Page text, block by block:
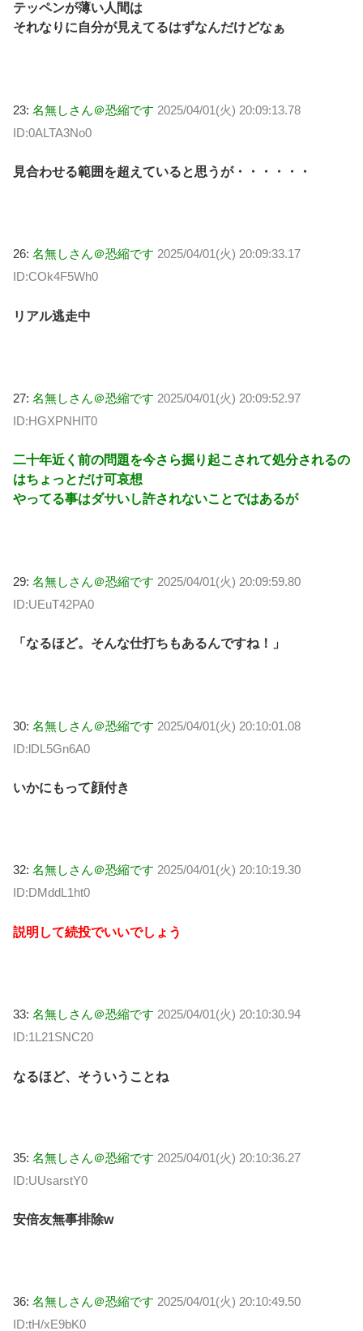
テッペンが薄い人間は
それなりに自分が見えてるはずなんだけどなぁ
23: 名無しさん＠恐縮です 2025/04/01(火) 20:09:13.78
ID:0ALTA3No0
見合わせる範囲を超えていると思うが・・・・・・
26: 名無しさん＠恐縮です 2025/04/01(火) 20:09:33.17
ID:COk4F5Wh0
リアル逃走中
27: 名無しさん＠恐縮です 2025/04/01(火) 20:09:52.97
ID:HGXPNHlT0
二十年近く前の問題を今さら掘り起こされて処分されるの
はちょっとだけ可哀想
やってる事はダサいし許されないことではあるが
29: 名無しさん＠恐縮です 2025/04/01(火) 20:09:59.80
ID:UEuT42PA0
「なるほど。そんな仕打ちもあるんですね！」
30: 名無しさん＠恐縮です 2025/04/01(火) 20:10:01.08
ID:lDL5Gn6A0
いかにもって顔付き
32: 名無しさん＠恐縮です 2025/04/01(火) 20:10:19.30
ID:DMddL1ht0
説明して続投でいいでしょう
33: 名無しさん＠恐縮です 2025/04/01(火) 20:10:30.94
ID:1L21SNC20
なるほど、そういうことね
35: 名無しさん＠恐縮です 2025/04/01(火) 20:10:36.27
ID:UUsarstY0
安倍友無事排除w
36: 名無しさん＠恐縮です 2025/04/01(火) 20:10:49.50
ID:tH/xE9bK0